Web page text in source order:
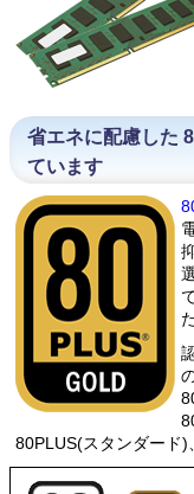
省エネに配慮した
ています
80PLUS(スタンダード)